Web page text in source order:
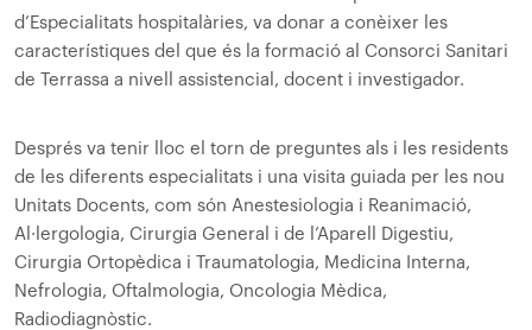
d’Especialitats hospitalàries, va donar a conèixer les
característiques del que és la formació al Consorci Sanitari
de Terrassa a nivell assistencial, docent i investigador.
Després va tenir lloc el torn de preguntes als i les residents
de les diferents especialitats i una visita guiada per les nou
Unitats Docents, com són Anestesiologia i Reanimació,
Al·lergologia, Cirurgia General i de l’Aparell Digestiu,
Cirurgia Ortopèdica i Traumatologia, Medicina Interna,
Nefrologia, Oftalmologia, Oncologia Mèdica,
Radiodiagnòstic.